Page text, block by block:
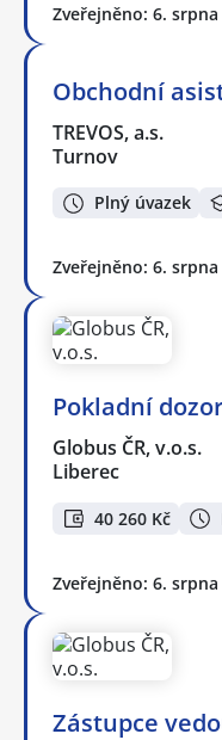
Zveřejněno: 6. srpna
Obchodní
TREVOS, a.s.
Turnov
Plný úvazek
Zveřejněno: 6. srpna
Pokladní
Globus ČR, v.o.s.
Liberec
40 260 Kč
Zveřejněno: 6. srpna
Zástupce